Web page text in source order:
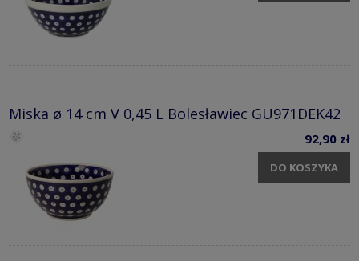
Miska ø 14 cm V 0,45 L Bolesławiec GU971DEK42
92,90 zł
DO KOSZYKA